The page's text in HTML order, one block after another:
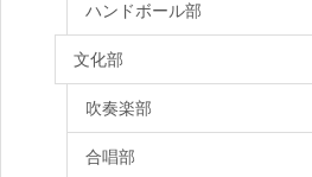
ハンドボール部
文化部
吹奏楽部
合唱部